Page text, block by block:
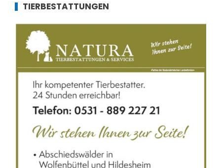
TIERBESTATTUNGEN